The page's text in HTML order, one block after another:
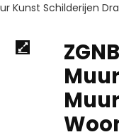
Kunst Schilderijen